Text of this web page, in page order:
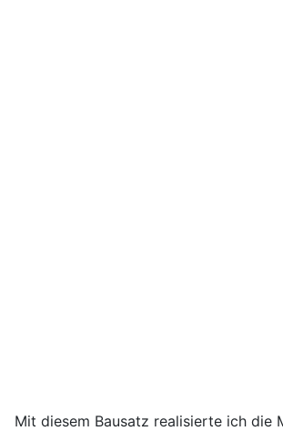
Mit diesem Bausatz realisierte ich die